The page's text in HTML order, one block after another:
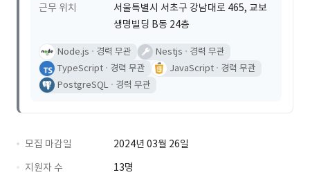
근무 위치
서울특별시 서초구 강남대로 465, 교보
생명빌딩 B동 24층
Node.js 경력 무관 Nestjs
경력 무관
TypeScript
경력 무관 JavaScript
경력 무관
PostgreSQL
경력 무관
모집 마감일
2024년 03월 26일
지원자 수
13명